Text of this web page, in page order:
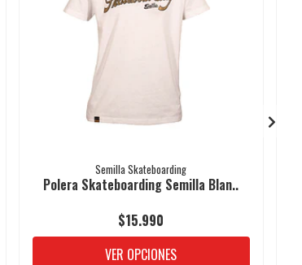
Semilla Skateboarding
Polera Skateboarding Semilla Blan..
$15.990
VER OPCIONES